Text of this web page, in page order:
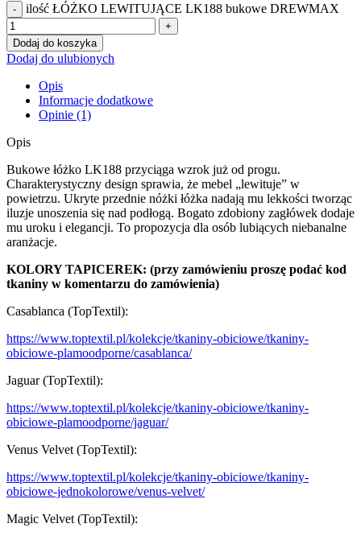
ilość ŁÓŻKO LEWITUJĄCE LK188 bukowe DREWMAX
Dodaj do koszyka
Dodaj do ulubionych
Opis
Informacje dodatkowe
Opinie (1)
Opis
Bukowe łóżko LK188 przyciąga wzrok już od progu.
Charakterystyczny design sprawia, że mebel „lewituje” w
powietrzu. Ukryte przednie nóżki łóżka nadają mu lekkości tworząc
iluzje unoszenia się nad podłogą. Bogato zdobiony zagłówek dodaje
mu uroku i elegancji. To propozycja dla osób lubiących niebanalne
aranżacje.
KOLORY TAPICEREK: (przy zamówieniu proszę podać kod
tkaniny w komentarzu do zamówienia)
Casablanca (TopTextil):
https://www.toptextil.pl/kolekcje/tkaniny-obiciowe/tkaniny-
obiciowe-plamoodporne/casablanca/
Jaguar (TopTextil):
https://www.toptextil.pl/kolekcje/tkaniny-obiciowe/tkaniny-
obiciowe-plamoodporne/jaguar/
Venus Velvet (TopTextil):
https://www.toptextil.pl/kolekcje/tkaniny-obiciowe/tkaniny-
obiciowe-jednokolorowe/venus-velvet/
Magic Velvet (TopTextil):